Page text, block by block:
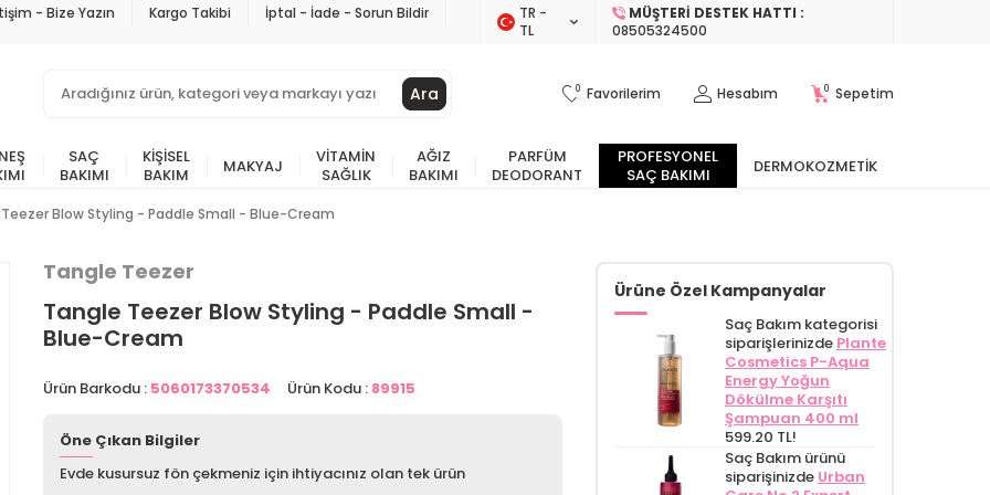
- Bize Yazın Kargo Takibi İptal - İade - Sorun Bildir
TR −
TL
MÜŞTERI DESTEK HATTI :
08505324500
Ara 0 Favorilerim Hesabım 0 Sepetim
SAÇ
BAKIMI
KIŞISEL
BAKIM
MAKYAJ
VITAMIN
SAĞLIK
AĞIZ
BAKIMI
PARFÜM
DEODORANT
PROFESYONEL
SAÇ BAKIMI
DERMOKOZMETIK
Blow Styling - Paddle Small - Blue-Cream
Tangle Teezer
Tangle Teezer Blow Styling - Paddle Small -
Blue-Cream
Ürün Barkodu : 5060173370534 Ürün Kodu : 89915
Öne Çıkan Bilgiler
Evde kusursuz fön çekmeniz için ihtiyacınız olan tek ürün
Ürüne Özel Kampanyalar
Saç Bakım kategorisi
siparişlerinizde Plante
Cosmetics P-Aqua
Energy Yoğun
Dökülme Karşıtı
Şampuan 400 ml
599.20 TL!
Saç Bakım ürünü
siparişinizde Urban